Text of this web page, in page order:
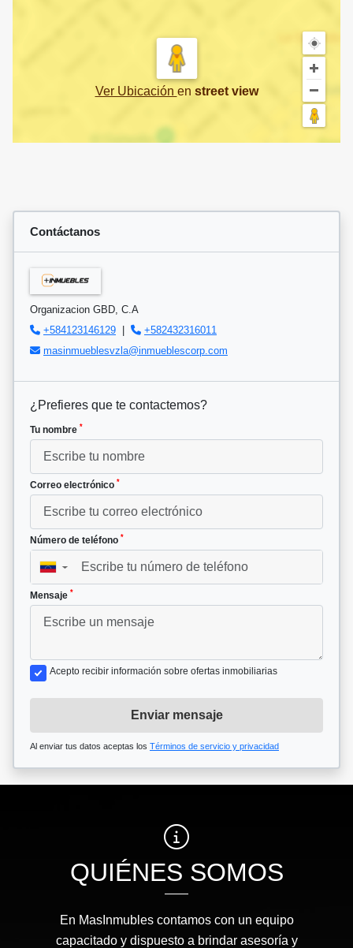
Ver Ubicación en street view
Contáctanos
Organizacion GBD, C.A
+584123146129 |
+582432316011
masinmueblesvzla@inmueblescorp.com
¿Prefieres que te contactemos?
Tu nombre *
Correo electrónico *
Número de teléfono *
▼
Mensaje *
Acepto recibir información sobre ofertas inmobiliarias
Enviar mensaje
Al enviar tus datos aceptas los Términos de servicio y privacidad
QUIÉNES SOMOS
En MasInmubles contamos con un equipo
capacitado y dispuesto a brindar asesoría y